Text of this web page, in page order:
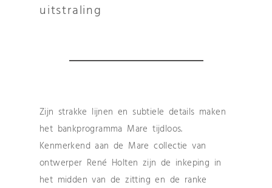
uitstraling
Zijn strakke lijnen en subtiele details maken
het bankprogramma Mare tijdloos.
Kenmerkend aan de Mare collectie van
ontwerper René Holten zijn de inkeping in
het midden van de zitting en de ranke